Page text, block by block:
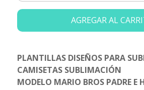
AGREGAR AL
PLANTILLAS DISEÑOS PARA
CAMISETAS SUBLIMACIÓN
MODELO MARIO BROS PADRE E